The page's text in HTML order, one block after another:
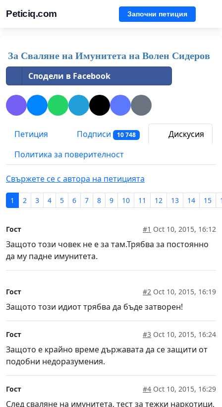
Peticiq.com Започни петиция
За Сваляне на Имунитета на Волен Сидеров
Сподели в Facebook
Петиция Подписи 10 748
Дискусия
Политика за поверителност
Свържете се с автора на петицията
1 2 3 4 5 6 7 8 9 10 11 12 13 14 15
Гост #1 Oct 10, 2015, 16:12
Защото този човек не е за там.Трябва за постоянно
да му падне имунитета.
Гост #2 Oct 10, 2015, 16:19
Защото този идиот трябва да бъде затворен!
Гост #3 Oct 10, 2015, 16:24
Защото е крайно време държавата да се защити от
подобни недоразумения.
Гост #4 Oct 10, 2015, 16:29
След сваляне на имунитета, тест за тежки наркотици,